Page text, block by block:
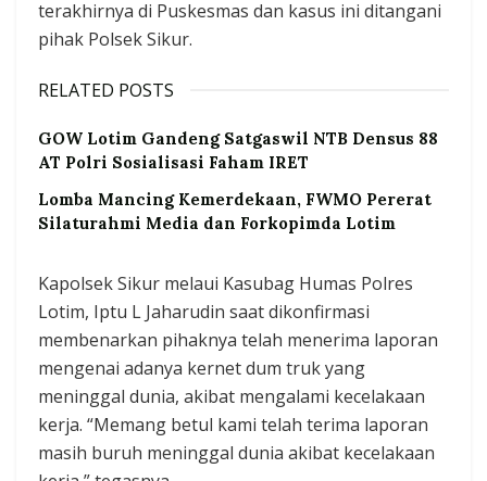
terakhirnya di Puskesmas dan kasus ini ditangani
pihak Polsek Sikur.
RELATED POSTS
GOW Lotim Gandeng Satgaswil NTB Densus 88
AT Polri Sosialisasi Faham IRET
Lomba Mancing Kemerdekaan, FWMO Pererat
Silaturahmi Media dan Forkopimda Lotim
Kapolsek Sikur melaui Kasubag Humas Polres
Lotim, Iptu L Jaharudin saat dikonfirmasi
membenarkan pihaknya telah menerima laporan
mengenai adanya kernet dum truk yang
meninggal dunia, akibat mengalami kecelakaan
kerja. “Memang betul kami telah terima laporan
masih buruh meninggal dunia akibat kecelakaan